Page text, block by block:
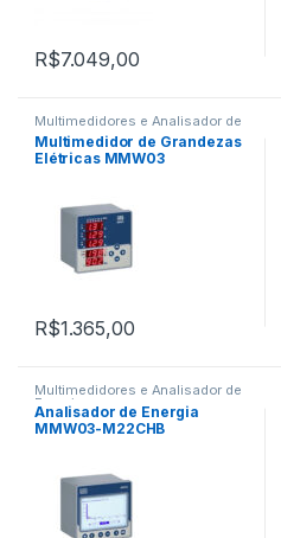
R$7.049,00
Multimedidores e Analisador de
Energia
Multimedidor de Grandezas
Elétricas MMW03
R$1.365,00
Multimedidores e Analisador de
Energia
Analisador de Energia
MMW03-M22CHB